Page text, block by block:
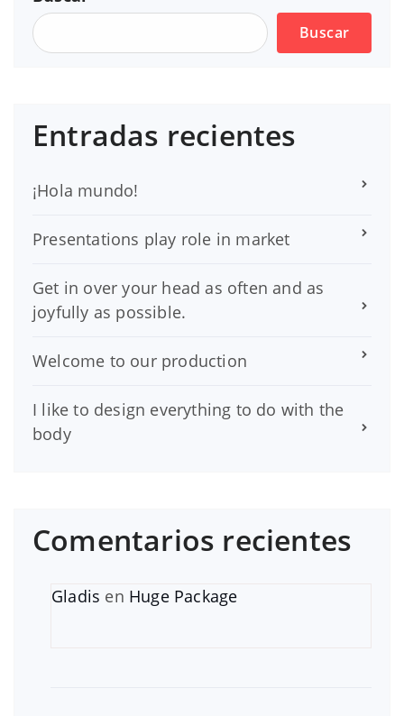
Buscar
Entradas recientes
¡Hola mundo!
Presentations play role in market
Get in over your head as often and as
joyfully as possible.
Welcome to our production
I like to design everything to do with the
body
Comentarios recientes
Gladis en Huge Package